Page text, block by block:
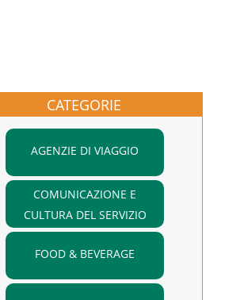
CATEGORIE
AGENZIE DI VIAGGIO
COMUNICAZIONE E
CULTURA DEL SERVIZIO
FOOD & BEVERAGE